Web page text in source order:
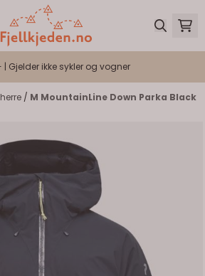
| Gjelder ikke sykler og vogner
/ M MountainLine Down Parka Black